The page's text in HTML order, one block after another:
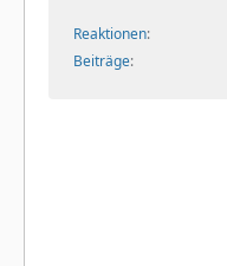
Reaktionen
Beiträge